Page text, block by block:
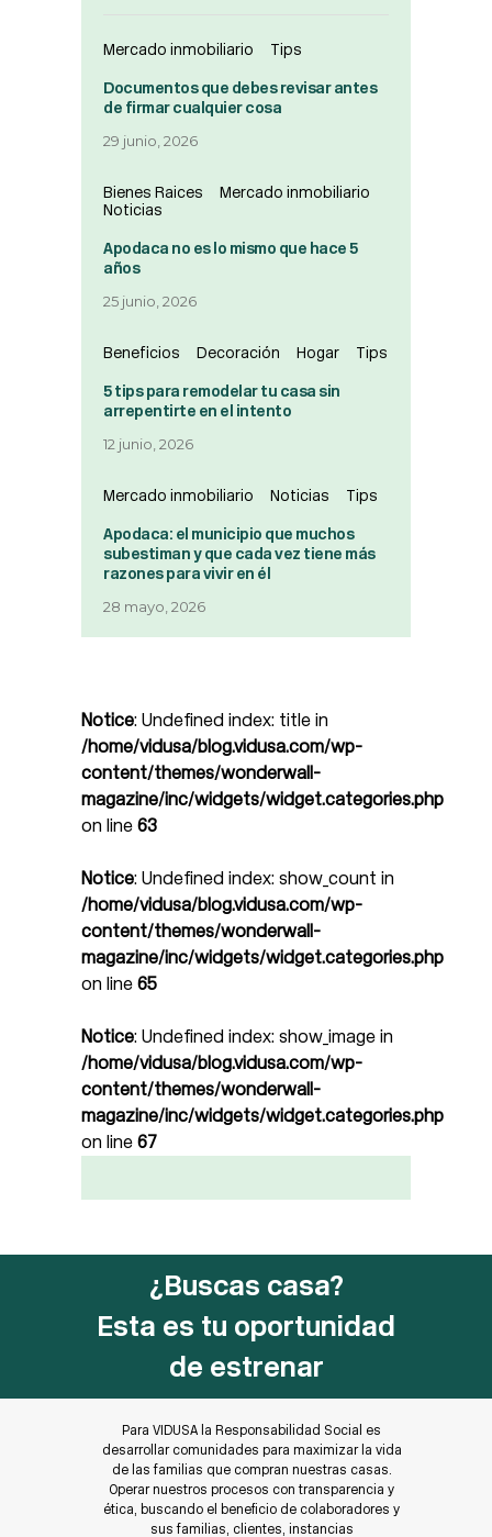
Mercado inmobiliario Tips
Documentos que debes revisar antes
de firmar cualquier cosa
29 junio, 2026
Bienes Raices
Mercado inmobiliario
Noticias
Apodaca no es lo mismo que hace 5
años
25 junio, 2026
Beneficios Decoración Hogar Tips
5 tips para remodelar tu casa sin
arrepentirte en el intento
12 junio, 2026
Mercado inmobiliario Noticias Tips
Apodaca: el municipio que muchos
subestiman y que cada vez tiene más
razones para vivir en él
28 mayo, 2026
Notice: Undefined index: title in
/home/vidusa/blog.vidusa.com/wp-
content/themes/wonderwall-
magazine/inc/widgets/widget.categories.php
on line 63
Notice: Undefined index: show_count in
/home/vidusa/blog.vidusa.com/wp-
content/themes/wonderwall-
magazine/inc/widgets/widget.categories.php
on line 65
Notice: Undefined index: show_image in
/home/vidusa/blog.vidusa.com/wp-
content/themes/wonderwall-
magazine/inc/widgets/widget.categories.php
on line 67
¿Buscas casa?
Esta es tu oportunidad
de estrenar
Para VIDUSA la Responsabilidad Social es
desarrollar comunidades para maximizar la vida
de las familias que compran nuestras casas.
Operar nuestros procesos con transparencia y
ética, buscando el beneficio de colaboradores y
sus familias, clientes, instancias